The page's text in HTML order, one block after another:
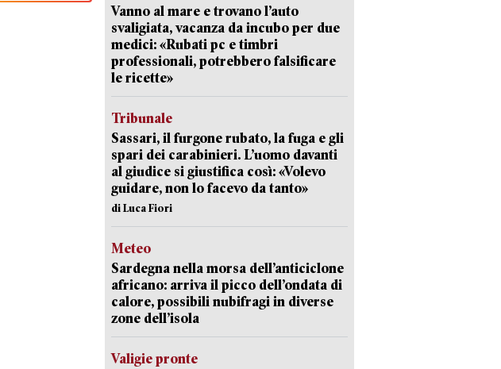
Vanno al mare e trovano l’auto
svaligiata, vacanza da incubo per due
medici: «Rubati pc e timbri
professionali, potrebbero falsificare
le ricette»
Tribunale
Sassari, il furgone rubato, la fuga e gli
spari dei carabinieri. L’uomo davanti
al giudice si giustifica così: «Volevo
guidare, non lo facevo da tanto»
di Luca Fiori
Meteo
Sardegna nella morsa dell’anticiclone
africano: arriva il picco dell’ondata di
calore, possibili nubifragi in diverse
zone dell’isola
Valigie pronte